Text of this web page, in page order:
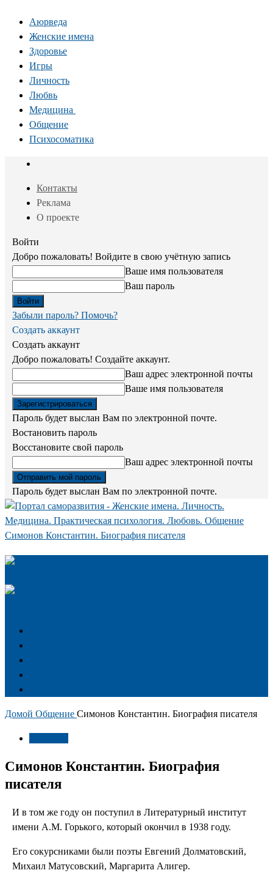
Аюрведа
Женские имена
Здоровье
Игры
Личность
Любвь
Медицина
Общение
Психосоматика
Контакты
Реклама
О проекте
Войти
Добро пожаловать! Войдите в свою учётную запись
Ваше имя пользователя
Ваш пароль
Забыли пароль? Помочь?
Создать аккаунт
Создать аккаунт
Добро пожаловать! Создайте аккаунт.
Ваш адрес электронной почты
Ваше имя пользователя
Пароль будет выслан Вам по электронной почте.
Востановить пароль
Восстановите свой пароль
Ваш адрес электронной почты
Пароль будет выслан Вам по электронной почте.
Симонов Константин. Биография писателя
Домой Общение Симонов Константин. Биография писателя
Симонов Константин. Биография
писателя
И в том же году он поступил в Литературный институт
имени А.М. Горького, который окончил в 1938 году.
Его сокурсниками были поэты Евгений Долматовский,
Михаил Матусовский, Маргарита Алигер.